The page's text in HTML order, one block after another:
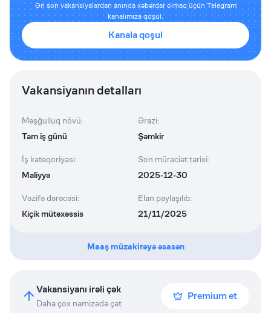
Ən son vakansiyalardan anında xəbərdar olmaq üçün Telegram
kanalımıza qoşul.
Kanala qoşul
Vakansiyanın detalları
Məşğulluq növü:
Tam iş günü
Ərazi:
Şəmkir
İş kateqoriyası:
Maliyyə
Son müraciət tarixi:
2025-12-30
Vəzifə dərəcəsi:
Kiçik mütəxəssis
Elan paylaşılıb:
21/11/2025
Maaş müzakirəyə əsasən
Vakansiyanı irəli çək
Daha çox namizədə çat
Premium et